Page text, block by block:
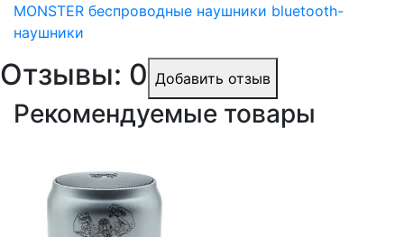
MONSTER беспроводные наушники bluetooth-
наушники
Отзывы: 0 Добавить отзыв
Рекомендуемые товары